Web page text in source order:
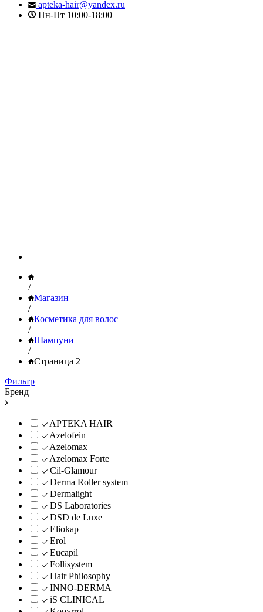
apteka-hair@yandex.ru
Пн-Пт 10:00-18:00
/
Магазин
/
Косметика для волос
/
Шампуни
/
Страница 2
Фильтр
Бренд
APTEKA HAIR
Azelofein
Azelomax
Azelomax Forte
Cil-Glamour
Derma Roller system
Dermalight
DS Laboratories
DSD de Luxe
Eliokap
Erol
Eucapil
Follisystem
Hair Philosophy
INNO-DERMA
iS CLINICAL